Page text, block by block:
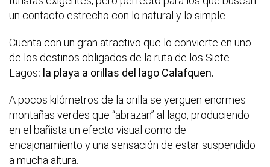
un contacto estrecho con lo natural y lo simple.
Cuenta con un gran atractivo que lo convierte en uno
de los destinos obligados de la ruta de los Siete
Lagos: la playa a orillas del lago Calafquen.
A pocos kilómetros de la orilla se yerguen enormes
montañas verdes que “abrazan” al lago, produciendo
en el bañista un efecto visual como de
encajonamiento y una sensación de estar suspendido
a mucha altura.